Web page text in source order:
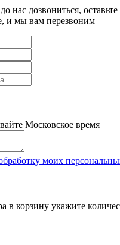
нас дозвониться, оставьте
и мы вам перезвоним
Московское время
моих
в корзину укажите